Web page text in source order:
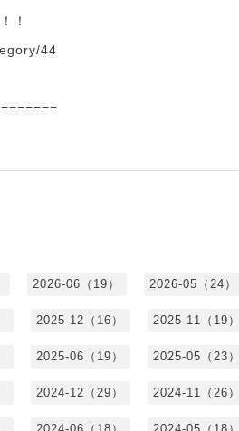
！
44
2026-06（19） 2026-05（24）
2025-12（16） 2025-11（19）
2025-06（19） 2025-05（23）
2024-12（29） 2024-11（26）